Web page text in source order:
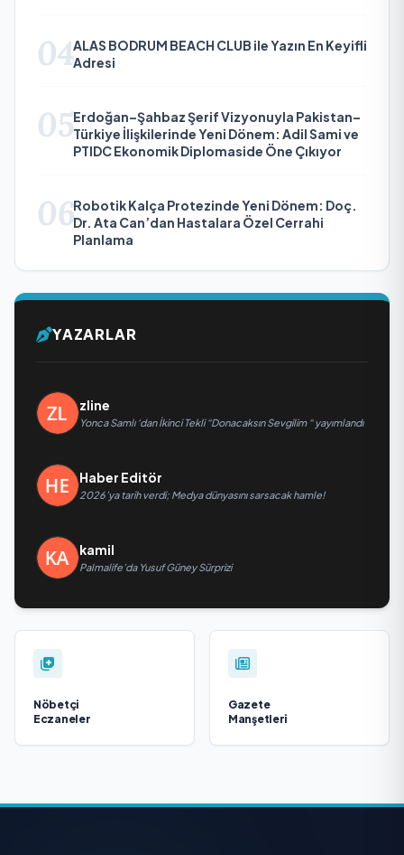
04ALAS BODRUM BEACH CLUB ile Yazın En Keyifli
Adresi
05Erdoğan–Şahbaz Şerif Vizyonuyla Pakistan–
Türkiye İlişkilerinde Yeni Dönem: Adil Sami ve
PTIDC Ekonomik Diplomaside Öne Çıkıyor
06Robotik Kalça Protezinde Yeni Dönem: Doç.
Dr. Ata Can’dan Hastalara Özel Cerrahi
Planlama
YAZARLAR
zline
Yonca Samlı ‘dan İkinci Tekli “Donacaksın Sevgilim “ yayımlandı
Haber Editör
2026’ya tarih verdi; Medya dünyasını sarsacak hamle!
kamil
Palmalife’da Yusuf Güney Sürprizi
Nöbetçi
Eczaneler
Gazete
Manşetleri